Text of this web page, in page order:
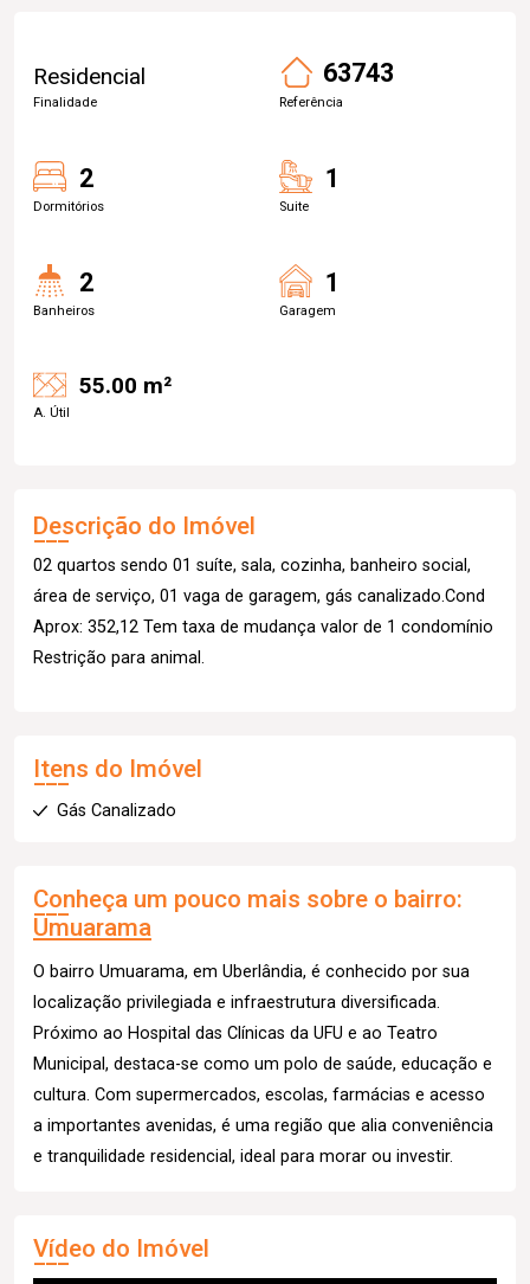
Residencial
Finalidade
63743
Referência
2
Dormitórios
1
Suite
2
Banheiros
1
Garagem
55.00 m²
A. Útil
Descrição do Imóvel
02 quartos sendo 01 suíte, sala, cozinha, banheiro social,
área de serviço, 01 vaga de garagem, gás canalizado.Cond
Aprox: 352,12 Tem taxa de mudança valor de 1 condomínio
Restrição para animal.
Itens do Imóvel
Gás Canalizado
Conheça um pouco mais sobre o bairro:
Umuarama
O bairro Umuarama, em Uberlândia, é conhecido por sua
localização privilegiada e infraestrutura diversificada.
Próximo ao Hospital das Clínicas da UFU e ao Teatro
Municipal, destaca-se como um polo de saúde, educação e
cultura. Com supermercados, escolas, farmácias e acesso
a importantes avenidas, é uma região que alia conveniência
e tranquilidade residencial, ideal para morar ou investir.
Vídeo do Imóvel